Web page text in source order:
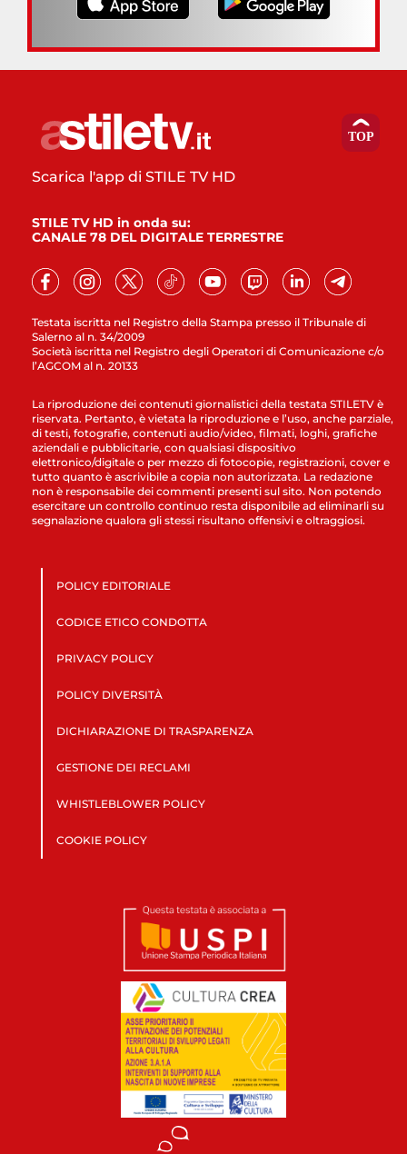
Testata iscritta nel Registro della Stampa presso il Tribunale di
Salerno al n. 34/2009
Società iscritta nel Registro degli Operatori di Comunicazione c/o
l’AGCOM al n. 20133
Scarica l'app di STILE TV HD
STILE TV HD in onda su:
CANALE 78 DEL DIGITALE TERRESTRE
La riproduzione dei contenuti giornalistici della testata STILETV è
riservata. Pertanto, è vietata la riproduzione e l’uso, anche parziale,
di testi, fotografie, contenuti audio/video, filmati, loghi, grafiche
aziendali e pubblicitarie, con qualsiasi dispositivo
elettronico/digitale o per mezzo di fotocopie, registrazioni, cover e
tutto quanto è ascrivibile a copia non autorizzata. La redazione
non è responsabile dei commenti presenti sul sito. Non potendo
esercitare un controllo continuo resta disponibile ad eliminarli su
segnalazione qualora gli stessi risultano offensivi e oltraggiosi.
POLICY EDITORIALE
CODICE ETICO CONDOTTA
PRIVACY POLICY
POLICY DIVERSITÀ
DICHIARAZIONE DI TRASPARENZA
GESTIONE DEI RECLAMI
WHISTLEBLOWER POLICY
COOKIE POLICY